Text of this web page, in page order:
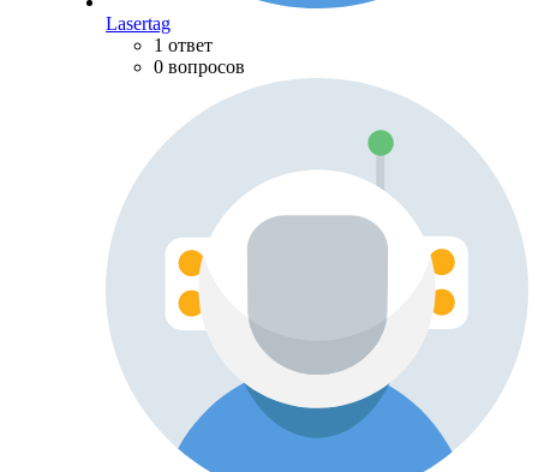
Lasertag
1 ответ
0 вопросов